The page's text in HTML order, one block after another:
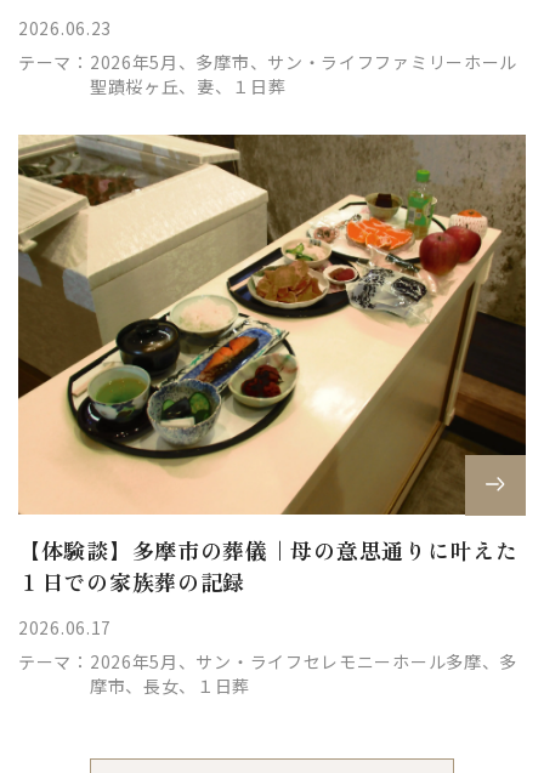
2026.06.23
テーマ： 2026年5月、多摩市、サン・ライフファミリーホール
聖蹟桜ヶ丘、妻、１日葬
【体験談】多摩市の葬儀｜母の意思通りに叶えた
１日での家族葬の記録
2026.06.17
テーマ： 2026年5月、サン・ライフセレモニーホール多摩、多
摩市、長女、１日葬